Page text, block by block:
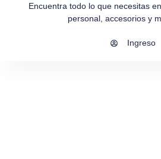
Encuentra todo lo que necesitas
personal, accesorios y
Ingreso